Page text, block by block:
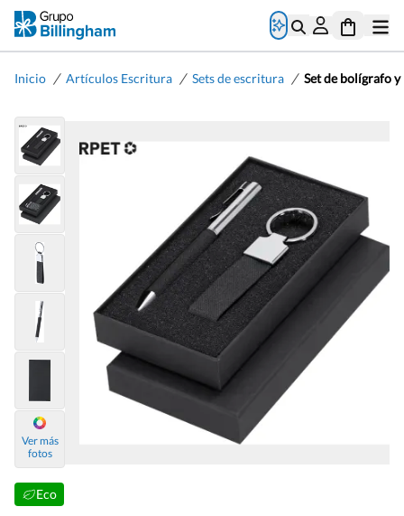
Inicio / Artículos Escritura / Sets de escritura / Set de bolígrafo
Ver más
fotos
Eco